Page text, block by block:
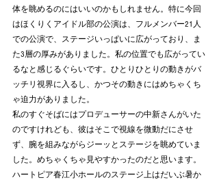
体を眺めるのにはいいのかもしれません。特に今回
はほくりくアイドル部の公演は、フルメンバー21人
での公演で、ステージいっぱいに広がっており、ま
た3層の厚みがありました。私の位置でも広がってい
るなと感じるぐらいです。ひとりひとりの動きがバ
ッチリ視界に入るし、かつその動きにはめちゃくち
ゃ迫力がありました。
私のすぐそばにはプロデューサーの中新さんがいた
のですけれども、彼はそこで視線を微動だにさせ
ず、腕を組みながらジーッとステージを眺めていま
した。めちゃくちゃ見やすかったのだと思います。
ハートピア春江小ホールのステージ上はだいぶ暑か